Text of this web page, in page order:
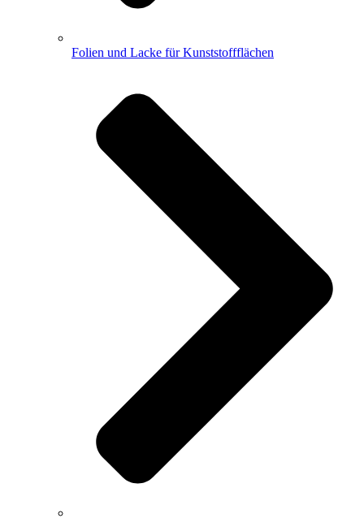
Folien und Lacke für Kunststoffflächen